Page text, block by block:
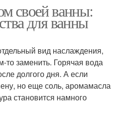
своей ванны:
для ванны
вид наслаждения,
то заменить. Горячая вода
долгого дня. А если
но еще соль, аромамасла
становится намного